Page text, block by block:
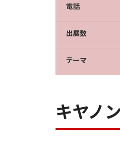
電話
出展数
テーマ
キヤノ